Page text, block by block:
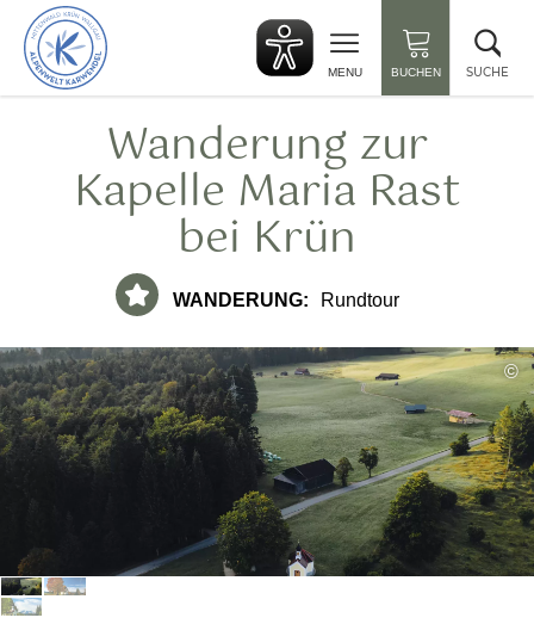
zurück
zur
Startseite
MENU BUCHEN SUCHE
Wanderung zur
Kapelle Maria Rast
bei Krün
WANDERUNG: Rundtour
©